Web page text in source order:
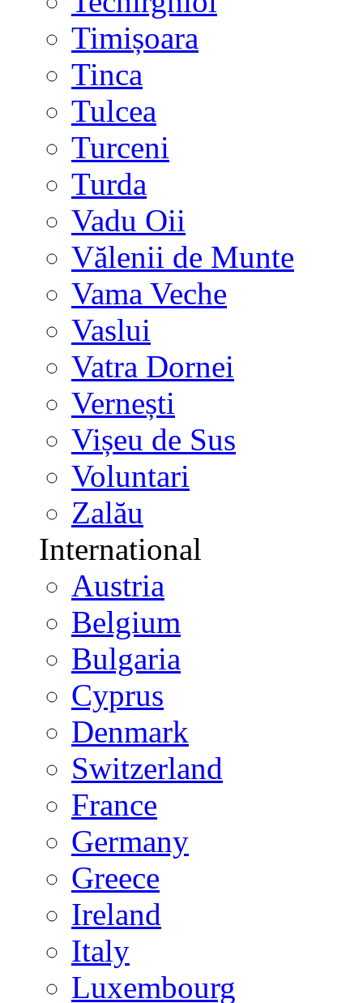
Timișoara
Tinca
Tulcea
Turceni
Turda
Vadu Oii
Vălenii de Munte
Vama Veche
Vaslui
Vatra Dornei
Vernești
Vișeu de Sus
Voluntari
Zalău
International
Austria
Belgium
Bulgaria
Cyprus
Denmark
Switzerland
France
Germany
Greece
Ireland
Italy
Luxembourg